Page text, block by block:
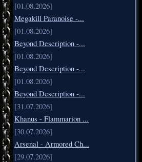
[01.08.2026]
Megakill Paranoise -...
[01.08.2026]
Beyond Description -...
[01.08.2026]
Beyond Description -...
[01.08.2026]
Beyond Description -...
[31.07.2026]
Khanus - Flammarion ...
[30.07.2026]
Arsenal - Armored Ch...
[29.07.2026]